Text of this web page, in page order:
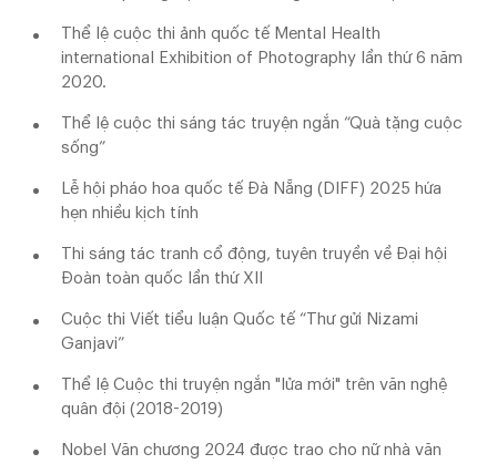
Thể lệ cuộc thi ảnh quốc tế Mental Health
international Exhibition of Photography lần thứ 6 năm
2020.
Thể lệ cuộc thi sáng tác truyện ngắn “Quà tặng cuộc
sống”
Lễ hội pháo hoa quốc tế Đà Nẵng (DIFF) 2025 hứa
hẹn nhiều kịch tính
Thi sáng tác tranh cổ động, tuyên truyền về Đại hội
Đoàn toàn quốc lần thứ XII
Cuộc thi Viết tiểu luận Quốc tế “Thư gửi Nizami
Ganjavi”
Thể lệ Cuộc thi truyện ngắn "lửa mới" trên văn nghệ
quân đội (2018-2019)
Nobel Văn chương 2024 được trao cho nữ nhà văn